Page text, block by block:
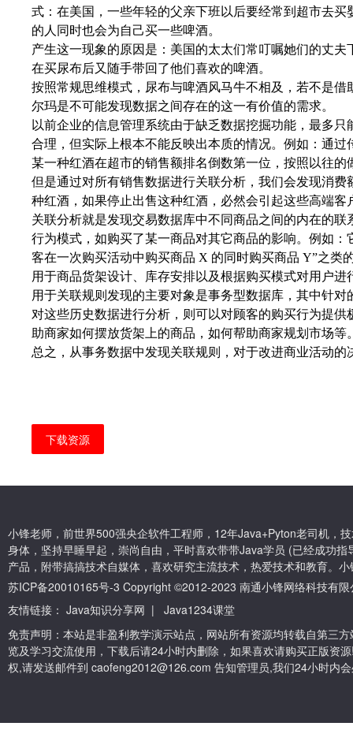
式：在美国，一些年轻的父亲下班以后要经常到超市去买
的人同时也会为自己买一些啤酒。
产生这一现象的原因是：美国的太太们常叮嘱她们的丈
在买尿布后又随手带回了他们喜欢的啤酒。
按照常规思维模式，尿布与啤酒风马牛不相及，若不是借
尔玛是不可能发现数据之间存在的这一有价值的需求。
以前企业的信息管理系统由于缺乏数据挖掘功能，最多
合理，但实际上根本不能反映出本质的情况。例如：通过
某一种红酒在超市的销售额排名倒数第一位，按照以往的
但是通过对所有销售数据进行关联分析，我们会发现消费
种红酒，如果停止出售这种红酒，必然会引起这些高端客
关联分析就是发现交易数据库中不同商品之间的内在的
行为模式，如购买了某一商品对其它商品的影响。例如：
客在一次购买活动中购买商品 X 的同时购买商品 Y”之类
用于商品货架设计、库存安排以及根据购买模式对用户进
用于关联规则发现的主要对象是事务型数据库，其中针
对这些历史数据进行分析，则可以对顾客的购买行为提
助商家如何摆放货架上的商品，如何帮助商家规划市场等
总之，从事务数据中发现关联规则，对于改进商业活动的
下载资源
小锋老师，前世界500强央企软件工程师，12年Java+Pyton老司机，
身体，坚持早睡早起，崇尚自由，平时喜欢带带Java学员 (已经成功
产品，附带搞搞技术自媒体，喜欢研究主流技术，热爱技术和教育。
苏ICP备20010165号-3 Copyright ©2012-2023 南通小锋网络科技有限
友情链接： Java知识分享网 |
Java1234课堂
免责声明：本站是非盈利教学演示站点，网站所有资源均转载自第三
览及学习交流使用，下载后请24小时内删除，如果喜欢请购买正版资
权,请发送邮件到 caofeng2012@126.com 告知管理员,我们24小时内